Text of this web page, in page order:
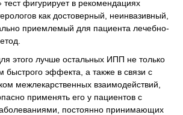
фигурирует в рекомендациях
как достоверный, неинвазивный,
приемлемый для пациента лечебно-
этого лучше остальных ИПП не только
быстрого эффекта, а также в связи с
межлекарственных взаимодействий,
применять его у пациентов с
постоянно принимающих